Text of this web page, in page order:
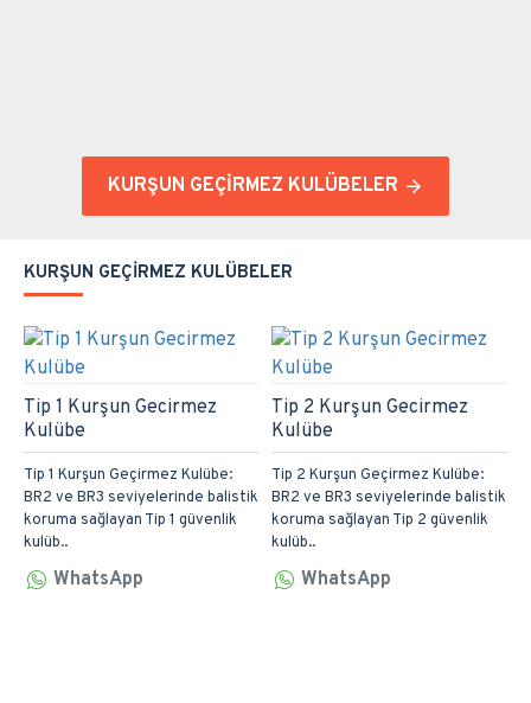
KURŞUN GEÇIRMEZ KULÜBELER
KURŞUN GEÇIRMEZ KULÜBELER
Tip 1 Kurşun Gecirmez
Kulübe
Tip 1 Kurşun Geçirmez Kulübe:
BR2 ve BR3 seviyelerinde balistik
koruma sağlayan Tip 1 güvenlik
kulüb..
WhatsApp
Tip 2 Kurşun Gecirmez
Kulübe
Tip 2 Kurşun Geçirmez Kulübe:
BR2 ve BR3 seviyelerinde balistik
koruma sağlayan Tip 2 güvenlik
kulüb..
WhatsApp